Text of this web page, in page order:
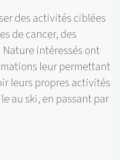
des activités ciblées
de cancer, des
intéressés ont
leur permettant
leurs propres activités
au ski, en passant par